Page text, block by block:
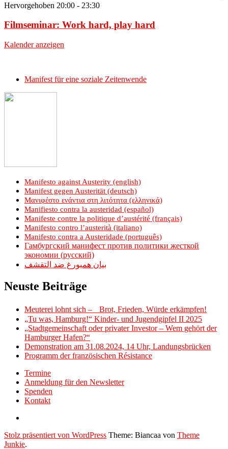
Hervorgehoben 20:00 - 23:30
Filmseminar: Work hard, play hard
Kalender anzeigen
Manifest für eine soziale Zeitenwende
Manifesto against Austerity (english)
Manifest gegen Austerität (deutsch)
Μανιφέστο ενάντια στη λιτότητα (ελληνικά)
Manifiesto contra la austeridad (español)
Manifeste contre la politique d’austérité (français)
Manifesto contro l’austerità (italiano)
Manifesto contra a Austeridade (português)
Гамбургский манифест против политики жесткой
экономии (русский)
بيان همبورغ ضد التقشف
Neuste Beiträge
Meuterei lohnt sich – Brot, Frieden, Würde erkämpfen!
„Tu was, Hamburg!“ Kinder- und Jugendgipfel II 2025
„Stadtgemeinschaft oder privater Investor – Wem gehört der
Hamburger Hafen?“
Demonstration am 31.08.2024, 14 Uhr, Landungsbrücken
Programm der französischen Résistance
Termine
Anmeldung für den Newsletter
Spenden
Kontakt
Stolz präsentiert von WordPress Theme: Biancaa von Theme
Junkie.